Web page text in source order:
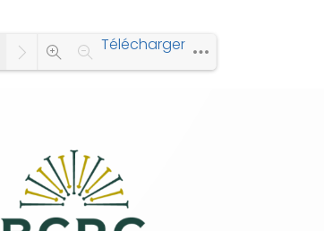
Télécharger